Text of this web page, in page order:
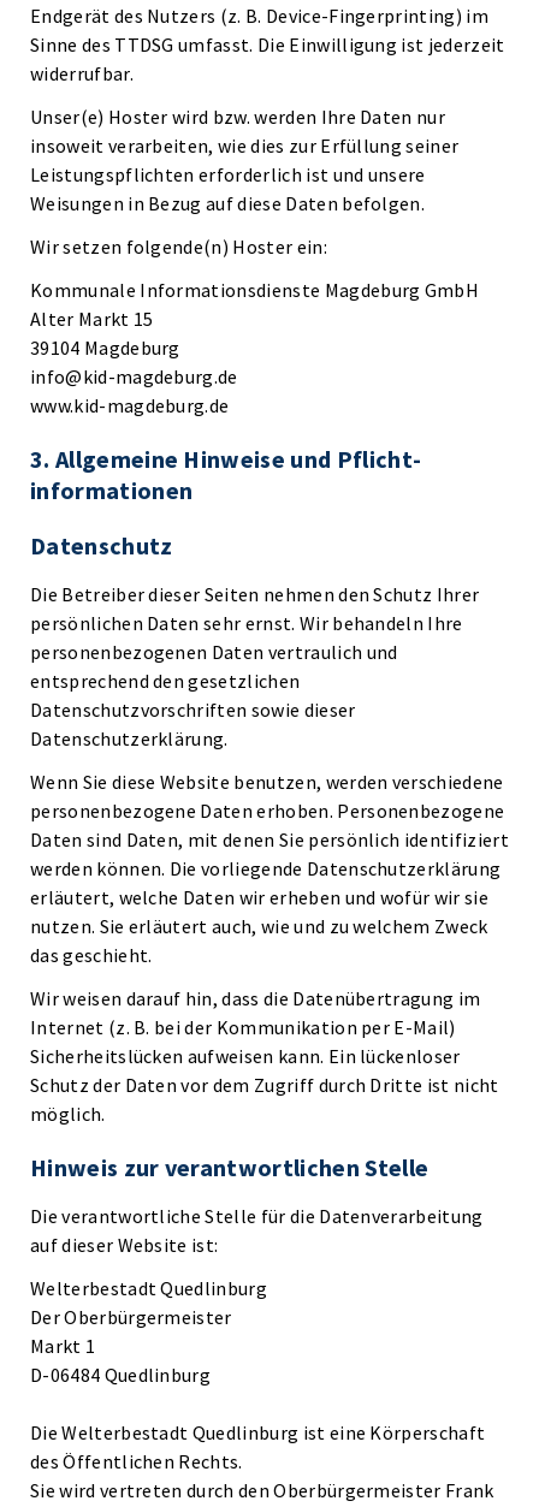
Endgerät des Nutzers (z. B. Device-Fingerprinting) im
Sinne des TTDSG umfasst. Die Einwilligung ist jederzeit
widerrufbar.
Unser(e) Hoster wird bzw. werden Ihre Daten nur
insoweit verarbeiten, wie dies zur Erfüllung seiner
Leistungspflichten erforderlich ist und unsere
Weisungen in Bezug auf diese Daten befolgen.
Wir setzen folgende(n) Hoster ein:
Kommunale Informationsdienste Magdeburg GmbH
Alter Markt 15
39104 Magdeburg
info@kid-magdeburg.de
www.kid-magdeburg.de
3. Allgemeine Hinweise und Pflicht­
informationen
Datenschutz
Die Betreiber dieser Seiten nehmen den Schutz Ihrer
persönlichen Daten sehr ernst. Wir behandeln Ihre
personenbezogenen Daten vertraulich und
entsprechend den gesetzlichen
Datenschutzvorschriften sowie dieser
Datenschutzerklärung.
Wenn Sie diese Website benutzen, werden verschiedene
personenbezogene Daten erhoben. Personenbezogene
Daten sind Daten, mit denen Sie persönlich identifiziert
werden können. Die vorliegende Datenschutzerklärung
erläutert, welche Daten wir erheben und wofür wir sie
nutzen. Sie erläutert auch, wie und zu welchem Zweck
das geschieht.
Wir weisen darauf hin, dass die Datenübertragung im
Internet (z. B. bei der Kommunikation per E-Mail)
Sicherheitslücken aufweisen kann. Ein lückenloser
Schutz der Daten vor dem Zugriff durch Dritte ist nicht
möglich.
Hinweis zur verantwortlichen Stelle
Die verantwortliche Stelle für die Datenverarbeitung
auf dieser Website ist:
Welterbestadt Quedlinburg
Der Oberbürgermeister
Markt 1
D-06484 Quedlinburg
Die Welterbestadt Quedlinburg ist eine Körperschaft
des Öffentlichen Rechts.
Sie wird vertreten durch den Oberbürgermeister Frank